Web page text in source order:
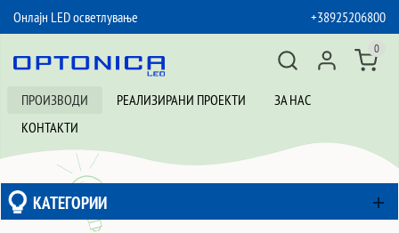
Онлајн LED осветлување
+38925206800
ПРОИЗВОДИ РЕАЛИЗИРАНИ ПРОЕКТИ
ЗА НАС
КОНТАКТИ
0
КАТЕГОРИИ